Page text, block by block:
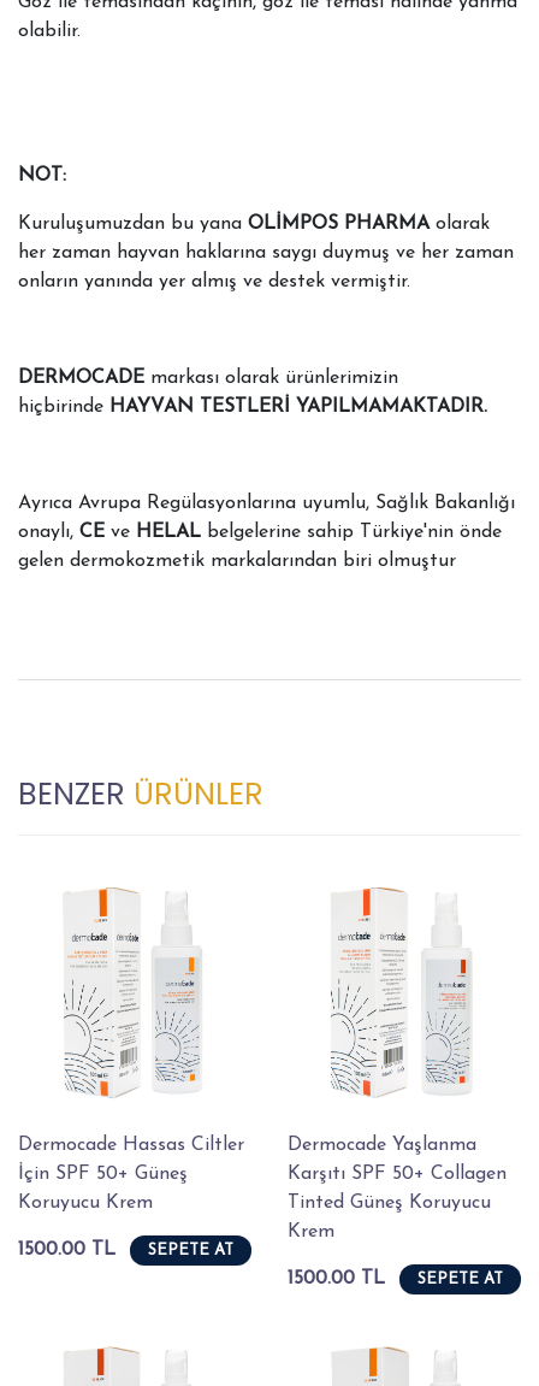
olabilir.
NOT:
Kuruluşumuzdan bu yana OLİMPOS PHARMAolarak
her zaman hayvan haklarına saygı duymuş ve her zaman
onların yanında yer almış ve destek vermiştir.
DERMOCADE markası olarak ürünlerimizin
hiçbirinde HAYVAN TESTLERİ YAPILMAMAKTADIR.
Ayrıca Avrupa Regülasyonlarına uyumlu, Sağlık Bakanlığı
onaylı, CE ve HELAL belgelerine sahip Türkiye'nin önde
gelen dermokozmetik markalarından biri olmuştur
BENZER ÜRÜNLER
Dermocade Hassas Ciltler
İçin SPF 50+ Güneş
Koruyucu Krem
1500.00 TL SEPETE AT
Dermocade Yaşlanma
Karşıtı SPF 50+ Collagen
Tinted Güneş Koruyucu
Krem
1500.00 TL SEPETE AT